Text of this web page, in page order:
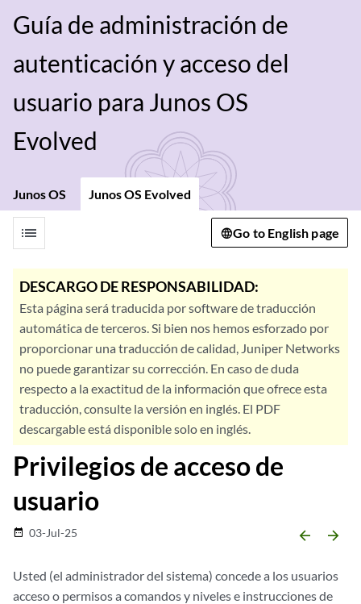
Guía de administración de
autenticación y acceso del
usuario para Junos OS
Evolved
Junos OS Junos OS Evolved
list Go to English page
DESCARGO DE RESPONSABILIDAD:
Esta página será traducida por software de traducción
automática de terceros. Si bien nos hemos esforzado por
proporcionar una traducción de calidad, Juniper Networks
no puede garantizar su corrección. En caso de duda
respecto a la exactitud de la información que ofrece esta
traducción, consulte la versión en inglés. El PDF
descargable está disponible solo en inglés.
Privilegios de acceso de
usuario
date_range 03-Jul-25 arrow_backward arrow_forward
Usted (el administrador del sistema) concede a los usuarios
acceso o permisos a comandos y niveles e instrucciones de